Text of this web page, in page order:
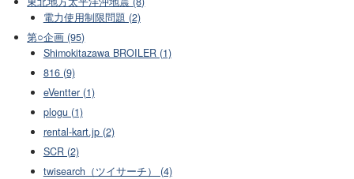
電力使用制限問題 (2)
第○企画 (95)
Shimokitazawa BROILER (1)
816 (9)
eVentter (1)
plogu (1)
rental-kart.jp (2)
SCR (2)
twisearch（ツイサーチ） (4)